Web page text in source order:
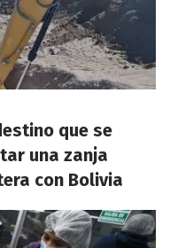
que se
una zanja
con Bolivia